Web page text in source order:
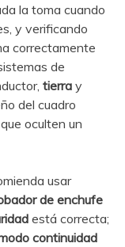
la toma cuando
y verificando
correctamente
de
tierra y
del cuadro
oculten un
usar
de enchufe
está correcta;
continuidad